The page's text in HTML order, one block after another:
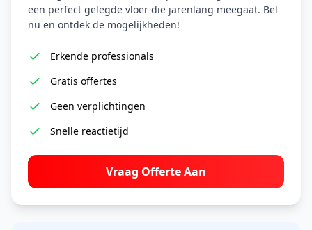
een perfect gelegde vloer die jarenlang meegaat. Bel
nu en ontdek de mogelijkheden!
Erkende professionals
Gratis offertes
Geen verplichtingen
Snelle reactietijd
Vraag Offerte Aan